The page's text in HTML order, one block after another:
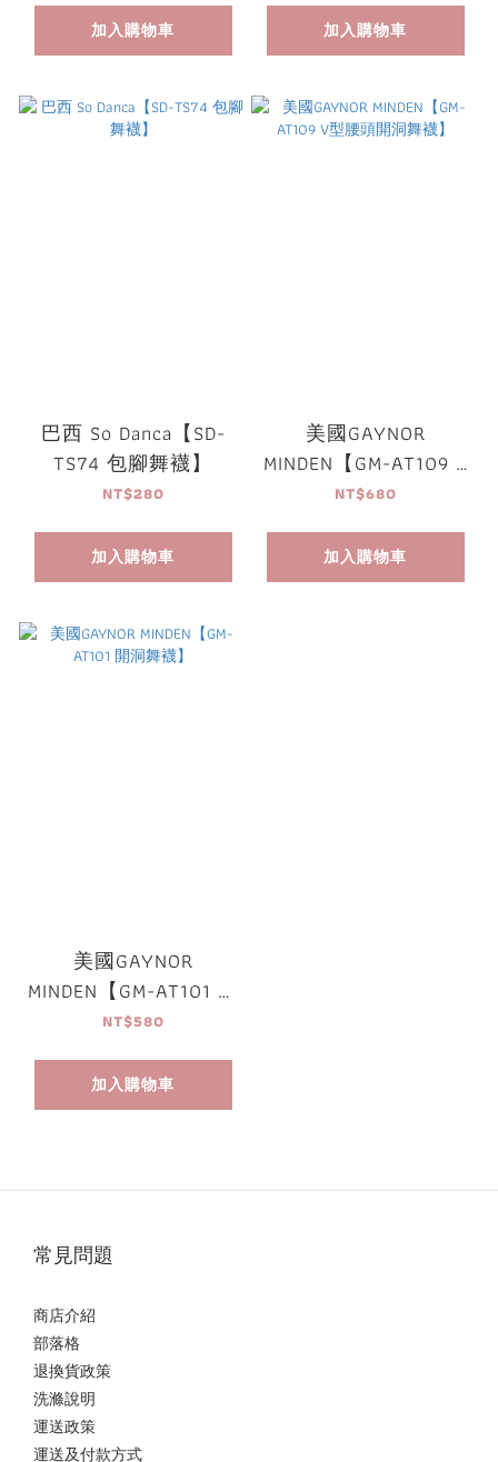
加入購物車 加入購物車
巴西 So Danca【SD-
TS74 包腳舞襪】
NT$280
加入購物車
美國GAYNOR
MINDEN【GM-AT109 V
型腰頭開洞舞襪】
NT$680
加入購物車
美國GAYNOR
MINDEN【GM-AT101 開
洞舞襪】
NT$580
加入購物車
常見問題
商店介紹
部落格
退換貨政策
洗滌說明
運送政策
運送及付款方式